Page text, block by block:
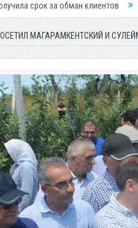
клиентов Жителей
МАГАРАМКЕНТСКИЙ И